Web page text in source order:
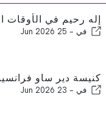
إله رحيم في الأوقات
في - 25 Jun 2026
كنيسة دير ساو
في - 23 Jun 2026